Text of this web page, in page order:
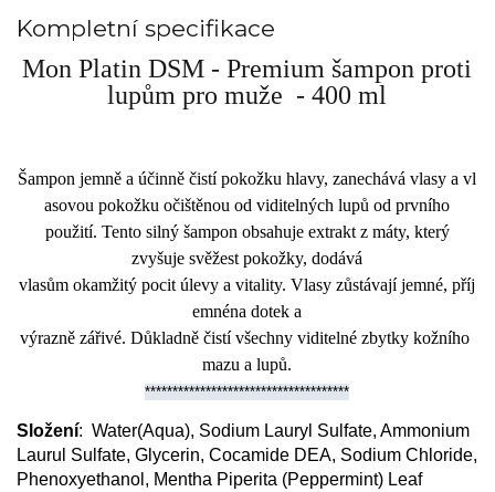
Kompletní specifikace
Mon Platin DSM - Premium šampon proti
lupům pro muže - 400 ml
Šampon jemně a účinně čistí pokožku hlavy, zanechává vlasy a vl
asovou pokožku očištěnou od viditelných lupů od prvního
použití. Tento silný šampon obsahuje extrakt z máty, který
zvyšuje svěžest pokožky, dodává
vlasům okamžitý pocit úlevy a vitality. Vlasy zůstávají jemné, příj
emnéna dotek a
výrazně zářivé. Důkladně čistí všechny viditelné zbytky kožního
mazu a lupů.
*************************************
Složení: Water(Aqua), Sodium Lauryl Sulfate, Ammonium
Laurul Sulfate, Glycerin, Cocamide DEA, Sodium Chloride,
Phenoxyethanol, Mentha Piperita (Peppermint) Leaf